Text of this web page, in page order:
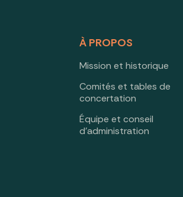
À PROPOS
Mission et historique
Comités et tables de
concertation
Équipe et conseil
d’administration